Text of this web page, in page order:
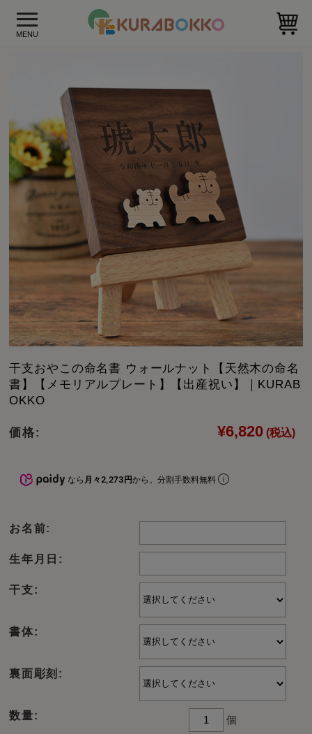
干支おやこの命名書 ウォールナット【天然木の命名
書】【メモリアルプレート】【出産祝い】｜KURAB
OKKO
価格: ¥6,820 (税込)
なら 月々2,273円から。分割手数料無料
お名前:
生年月日:
干支:
書体:
裏面彫刻:
数量: 個